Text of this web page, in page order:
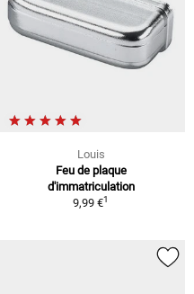
Louis
Feu de plaque
d'immatriculation
9,99 €1